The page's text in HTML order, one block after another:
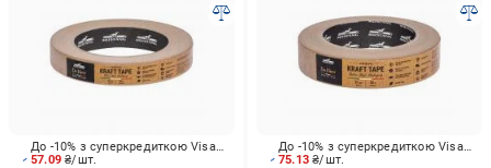
57.09₴/шт.
До -10% з суперкредиткою Visa Вигода
75.13₴/шт.
До -10% з суперкредиткою Visa Вигода